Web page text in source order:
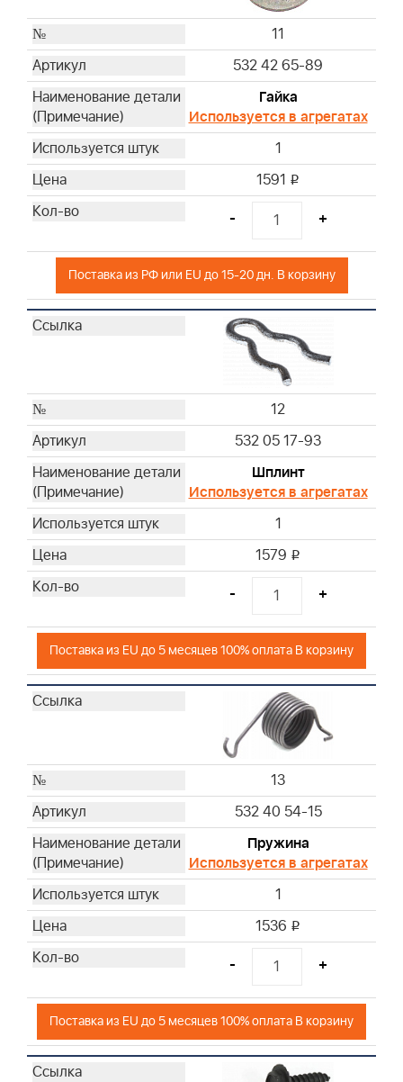
11
532 42 65-89
Гайка
Используется в агрегатах
1
1591 i
- +
Поставка из РФ или EU до 15-20 дн. В корзину
12
532 05 17-93
Шплинт
Используется в агрегатах
1
1579 i
- +
Поставка из EU до 5 месяцев 100% оплата В корзину
13
532 40 54-15
Пружина
Используется в агрегатах
1
1536 i
- +
Поставка из EU до 5 месяцев 100% оплата В корзину